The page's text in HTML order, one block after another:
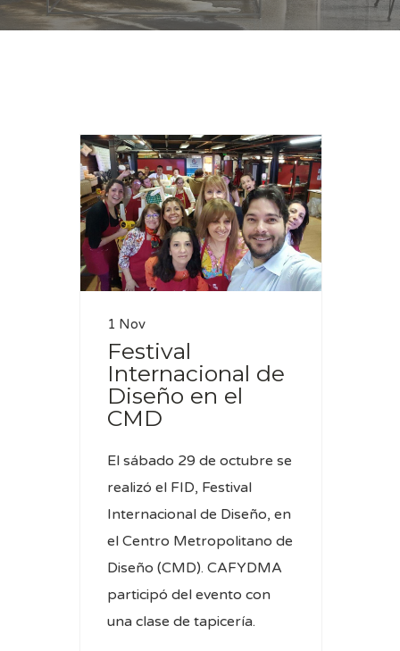
1 Nov
Festival
Internacional de
Diseño en el
CMD
El sábado 29 de octubre se
realizó el FID, Festival
Internacional de Diseño, en
el Centro Metropolitano de
Diseño (CMD). CAFYDMA
participó del evento con
una clase de tapicería.